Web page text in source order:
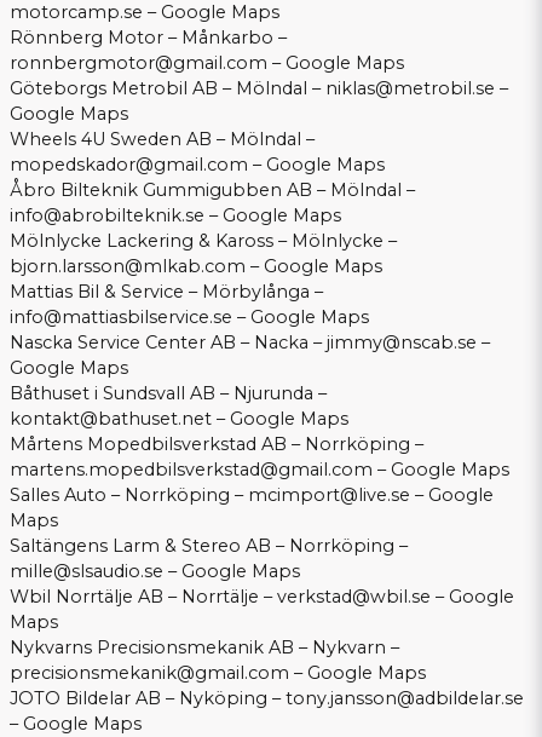
motorcamp.se – Google Maps
Rönnberg Motor – Månkarbo –
ronnbergmotor@gmail.com – Google Maps
Göteborgs Metrobil AB – Mölndal – niklas@metrobil.se –
Google Maps
Wheels 4U Sweden AB – Mölndal –
mopedskador@gmail.com – Google Maps
Åbro Bilteknik Gummigubben AB – Mölndal –
info@abrobilteknik.se – Google Maps
Mölnlycke Lackering & Kaross – Mölnlycke –
bjorn.larsson@mlkab.com – Google Maps
Mattias Bil & Service – Mörbylånga –
info@mattiasbilservice.se – Google Maps
Nascka Service Center AB – Nacka –jimmy@nscab.se –
Google Maps
Båthuset i Sundsvall AB – Njurunda –
kontakt@bathuset.net – Google Maps
Mårtens Mopedbilsverkstad AB – Norrköping –
martens.mopedbilsverkstad@gmail.com – Google Maps
Salles Auto – Norrköping – mcimport@live.se – Google
Maps
Saltängens Larm & Stereo AB – Norrköping –
mille@slsaudio.se – Google Maps
Wbil Norrtälje AB – Norrtälje –verkstad@wbil.se – Google
Maps
Nykvarns Precisionsmekanik AB – Nykvarn –
precisionsmekanik@gmail.com – Google Maps
JOTO Bildelar AB – Nyköping –tony.jansson@adbildelar.se
– Google Maps